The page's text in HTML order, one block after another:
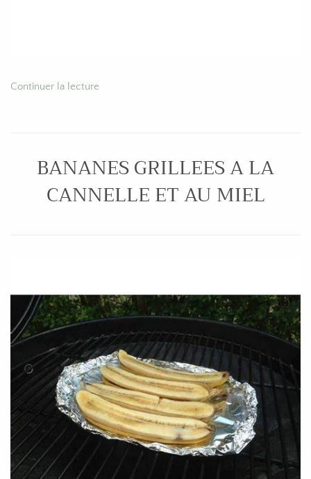
Continuer la lecture
BANANES GRILLEES A LA
CANNELLE ET AU MIEL